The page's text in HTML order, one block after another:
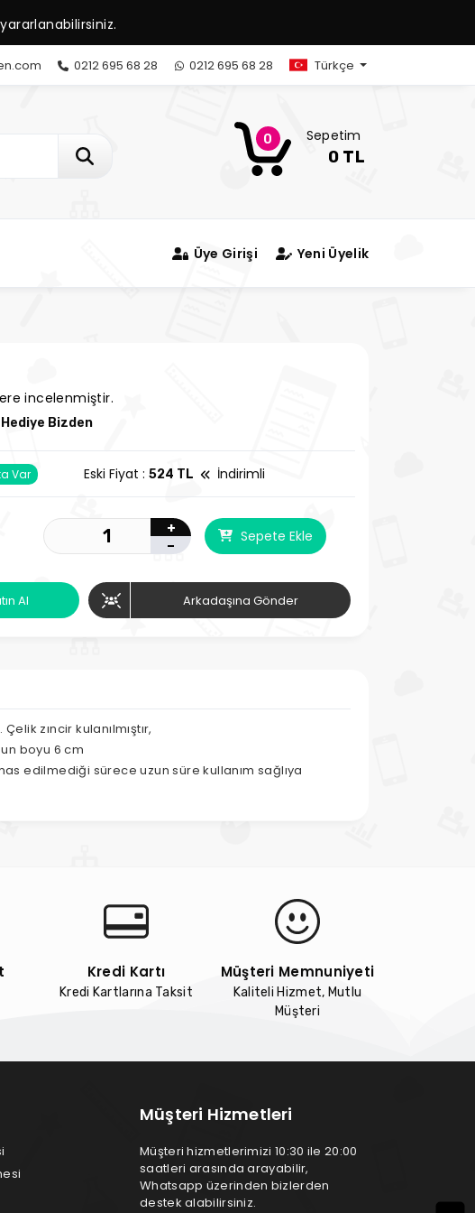
0212 695 68 28 0212 695 68 28 Türkçe
0 Sepetim
0 TL
Üye Girişi Yeni Üyelik
incelenmiştir.
Hediye Bizden
Var Eski Fiyat : 524 TL İndirimli
+
-
Sepete Ekle
Al Arkadaşına Gönder
zıncir kulanılmıştır,
boyu 6 cm
edilmediği sürece uzun süre kullanım sağlıya
Kredi Kartı
Kredi Kartlarına Taksit
Müşteri Memnuniyeti
Kaliteli Hizmet, Mutlu
Müşteri
Müşteri Hizmetleri
Müşteri hizmetlerimizi 10:30 ile 20:00
saatleri arasında arayabilir,
Whatsapp üzerinden bizlerden
destek alabilirsiniz.